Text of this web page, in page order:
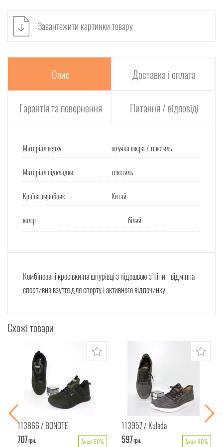
Завантажити картинки товару
Опис Доставка і оплата
Гарантія та повернення Питання / відповіді
Матеріал верху штучна шкіра / текстиль
Матеріал підкладки текстиль
Країна-виробник Китай
колір білий
Комбіновані кросівки на шнурівці з підошвою з піни - відмінна
спортивна взуття для спорту і активного відпочинку
Схожі товари
113866 BONOTE
707грн.
Акція 50%
113957 Kulada
597грн.
Акція 40%